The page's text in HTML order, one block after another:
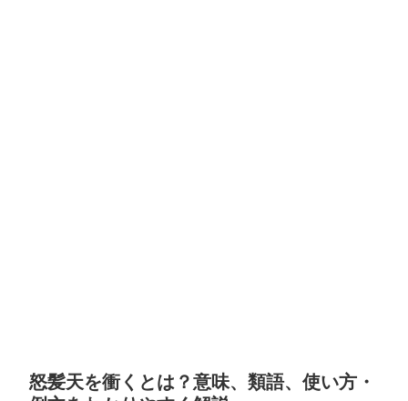
怒髪天を衝くとは？意味、類語、使い方・